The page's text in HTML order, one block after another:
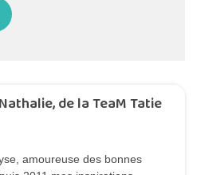
de la TeaM Tatie
amoureuse des bonnes